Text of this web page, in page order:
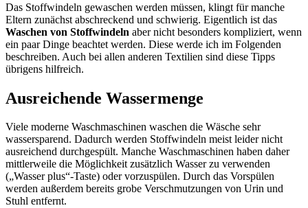
Das Stoffwindeln gewaschen werden müssen, klingt für manche
Eltern zunächst abschreckend und schwierig. Eigentlich ist das
Waschen von Stoffwindeln aber nicht besonders kompliziert, wenn
ein paar Dinge beachtet werden. Diese werde ich im Folgenden
beschreiben. Auch bei allen anderen Textilien sind diese Tipps
übrigens hilfreich.
Ausreichende Wassermenge
Viele moderne Waschmaschinen waschen die Wäsche sehr
wassersparend. Dadurch werden Stoffwindeln meist leider nicht
ausreichend durchgespült. Manche Waschmaschinen haben daher
mittlerweile die Möglichkeit zusätzlich Wasser zu verwenden
(„Wasser plus“-Taste) oder vorzuspülen. Durch das Vorspülen
werden außerdem bereits grobe Verschmutzungen von Urin und
Stuhl entfernt.